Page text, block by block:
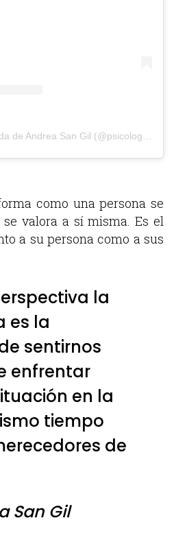
Una publicación compartida de Andrea San Gil (@psicologiasincera)
como una persona se
valora a sí misma. Es el
a su persona como a sus
la
es la
sentirnos
enfrentar
en la
tiempo
de
San Gil